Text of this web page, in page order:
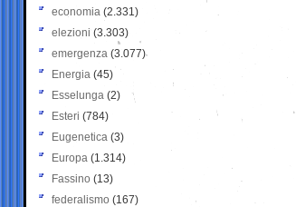
economia (2.331)
elezioni (3.303)
emergenza (3.077)
Energia (45)
Esselunga (2)
Esteri (784)
Eugenetica (3)
Europa (1.314)
Fassino (13)
federalismo (167)